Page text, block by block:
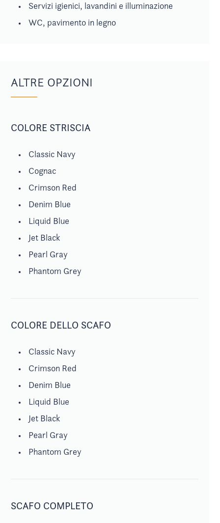
Servizi igienici, lavandini e illuminazione
WC, pavimento in legno
ALTRE OPZIONI
COLORE STRISCIA
Classic Navy
Cognac
Crimson Red
Denim Blue
Liquid Blue
Jet Black
Pearl Gray
Phantom Grey
COLORE DELLO SCAFO
Classic Navy
Crimson Red
Denim Blue
Liquid Blue
Jet Black
Pearl Gray
Phantom Grey
SCAFO COMPLETO